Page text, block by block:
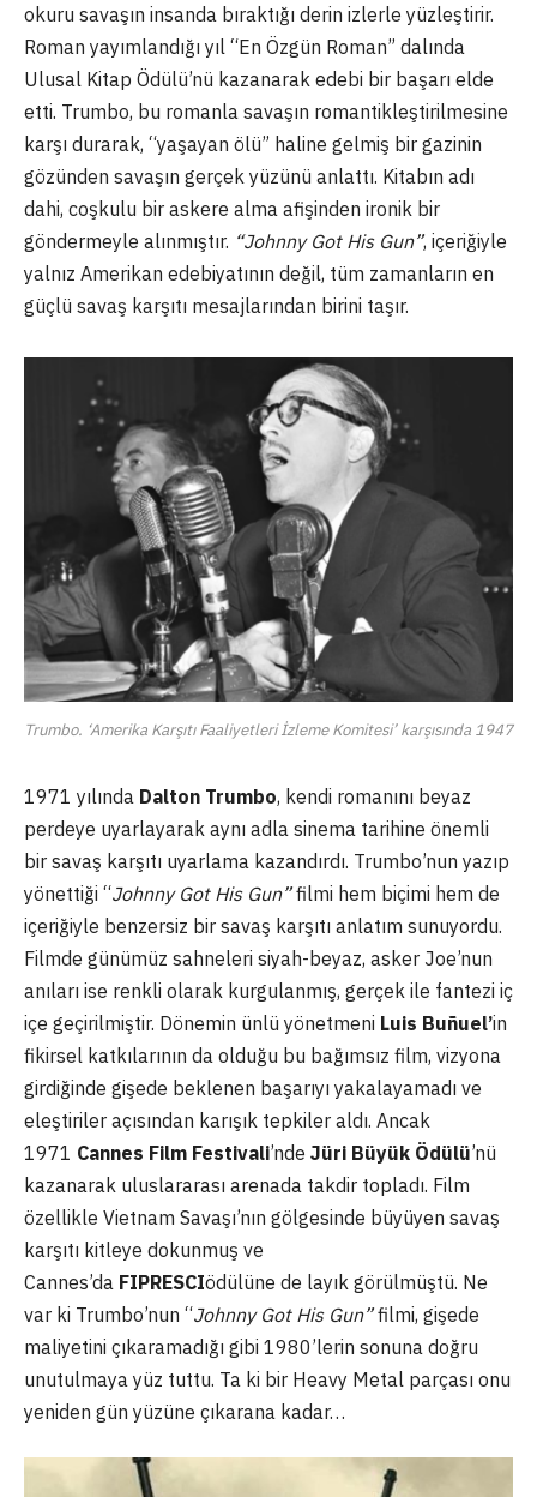
okuru savaşın insanda bıraktığı derin izlerle yüzleştirir.
Roman yayımlandığı yıl “En Özgün Roman” dalında
Ulusal Kitap Ödülü’nü kazanarak edebi bir başarı elde
etti. Trumbo, bu romanla savaşın romantikleştirilmesine
karşı durarak, “yaşayan ölü” haline gelmiş bir gazinin
gözünden savaşın gerçek yüzünü anlattı. Kitabın adı
dahi, coşkulu bir askere alma afişinden ironik bir
göndermeyle alınmıştır. “Johnny Got His Gun”, içeriğiyle
yalnız Amerikan edebiyatının değil, tüm zamanların en
güçlü savaş karşıtı mesajlarından birini taşır.
Trumbo. ‘Amerika Karşıtı Faaliyetleri İzleme Komitesi’ karşısında 1947
1971 yılında Dalton Trumbo, kendi romanını beyaz
perdeye uyarlayarak aynı adla sinema tarihine önemli
bir savaş karşıtı uyarlama kazandırdı. Trumbo’nun yazıp
yönettiği “Johnny Got His Gun”filmi hem biçimi hem de
içeriğiyle benzersiz bir savaş karşıtı anlatım sunuyordu.
Filmde günümüz sahneleri siyah-beyaz, asker Joe’nun
anıları ise renkli olarak kurgulanmış, gerçek ile fantezi iç
içe geçirilmiştir. Dönemin ünlü yönetmeni Luis Buñuel’in
fikirsel katkılarının da olduğu bu bağımsız film, vizyona
girdiğinde gişede beklenen başarıyı yakalayamadı ve
eleştiriler açısından karışık tepkiler aldı. Ancak
1971 Cannes Film Festivali’nde Jüri Büyük Ödülü’nü
kazanarak uluslararası arenada takdir topladı. Film
özellikle Vietnam Savaşı’nın gölgesinde büyüyen savaş
karşıtı kitleye dokunmuş ve
Cannes’da FIPRESCIödülüne de layık görülmüştü. Ne
var ki Trumbo’nun “Johnny Got His Gun”filmi, gişede
maliyetini çıkaramadığı gibi 1980’lerin sonuna doğru
unutulmaya yüz tuttu. Ta ki bir Heavy Metal parçası onu
yeniden gün yüzüne çıkarana kadar…